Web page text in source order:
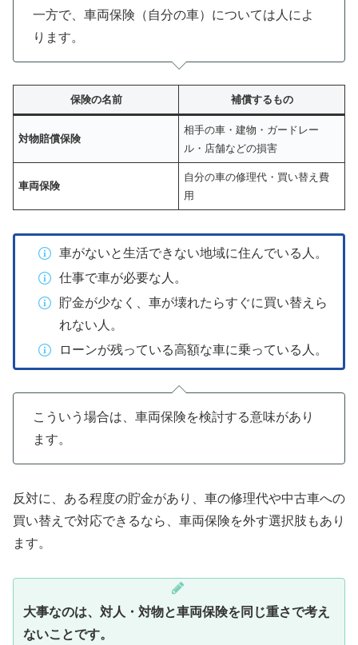
一方で、車両保険（自分の車）については人によ
ります。
保険の名前 補償するもの
対物賠償保険
相手の車・建物・ガードレー
ル・店舗などの損害
車両保険
自分の車の修理代・買い替え費
用
車がないと生活できない地域に住んでいる人。
仕事で車が必要な人。
貯金が少なく、車が壊れたらすぐに買い替えら
れない人。
ローンが残っている高額な車に乗っている人。
こういう場合は、車両保険を検討する意味があり
ます。
反対に、ある程度の貯金があり、車の修理代や中古車への
買い替えで対応できるなら、車両保険を外す選択肢もあり
ます。
大事なのは、対人・対物と車両保険を同じ重さで考え
ないことです。